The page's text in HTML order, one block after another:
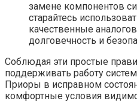
замене компонентов
старайтесь
качественные
долговечность и
Соблюдая эти простые
поддерживать работу
Приоры в исправном
комфортные условия